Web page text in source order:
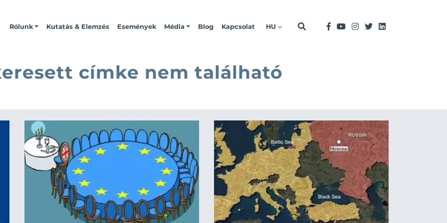
Rólunk Kutatás & Elemzés Események Média Blog Kapcsolat HU
címke nem található